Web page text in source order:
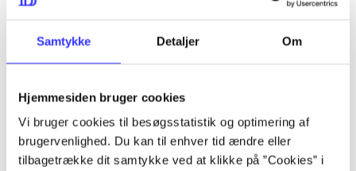
Samtykke Detaljer Om
Hjemmesiden bruger cookies
Vi bruger cookies til besøgsstatistik og optimering af
brugervenlighed. Du kan til enhver tid ændre eller
tilbagetrække dit samtykke ved at klikke på ”Cookies” i
...